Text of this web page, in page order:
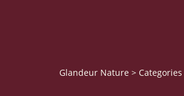
Glandeur Nature > Categories